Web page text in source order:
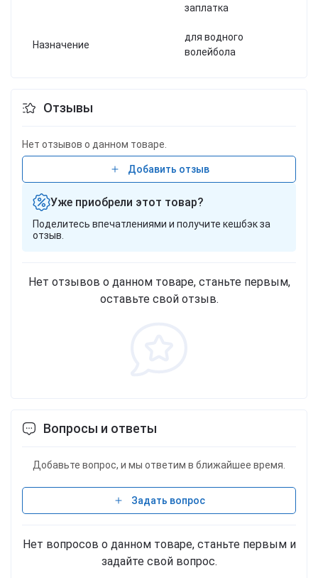
заплатка
Назначение
для водного
волейбола
Отзывы
Нет отзывов о данном товаре.
Добавить отзыв
Уже приобрели этот товар?
Поделитесь впечатлениями и получите кешбэк за
отзыв.
Нет отзывов о данном товаре, станьте первым,
оставьте свой отзыв.
Вопросы и ответы
Добавьте вопрос, и мы ответим в ближайшее время.
Задать вопрос
Нет вопросов о данном товаре, станьте первым и
задайте свой вопрос.